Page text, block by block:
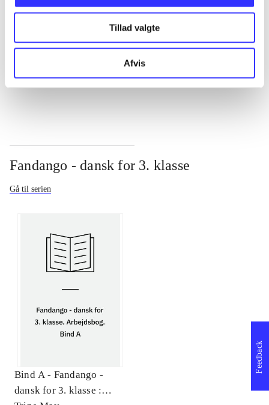
Tillad valgte
Afvis
Fandango - dansk for 3. klasse
Gå til serien
Bind A - Fandango -
dansk for 3. klasse :
Feedback